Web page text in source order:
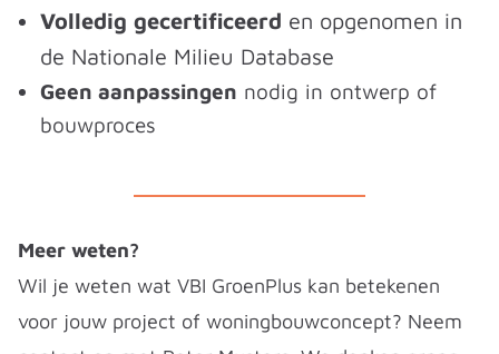
Volledig gecertificeerd en opgenomen in
de Nationale Milieu Database
Geen aanpassingen nodig in ontwerp of
bouwproces
Meer weten?
Wil je weten wat VBI GroenPlus kan betekenen
voor jouw project of woningbouwconcept? Neem